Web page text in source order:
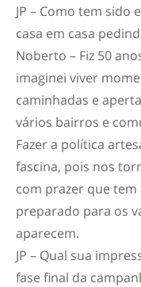
JP – Como tem sido
casa em casa
Noberto – Fiz 50
imaginei viver
caminhadas e
vários bairros e
Fazer a política
fascina, pois nos
com prazer que tem
preparado para os
aparecem.
JP – Qual sua
fase final da